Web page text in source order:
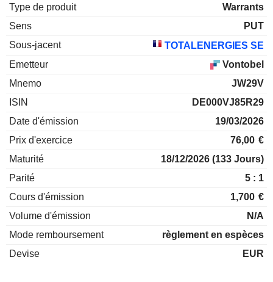
Type de produit
Warrants
Sens
PUT
Sous-jacent
TOTALENERGIES SE
Emetteur
Vontobel
Mnemo
JW29V
ISIN
DE000VJ85R29
Date d'émission
19/03/2026
Prix d'exercice
76,00 €
Maturité
18/12/2026 (133 Jours)
Parité
5 : 1
Cours d'émission
1,700 €
Volume d'émission
N/A
Mode remboursement
règlement en espèces
Devise
EUR